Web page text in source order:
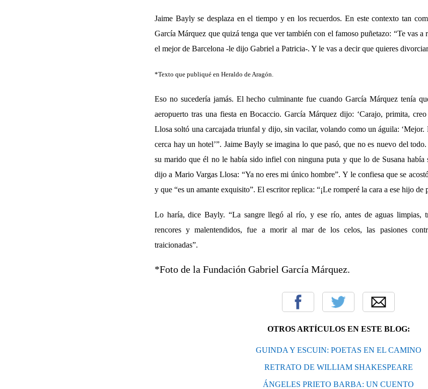
Jaime Bayly se desplaza en el tiempo y en los recuerdos. En este contexto tan
García Márquez que quizá tenga que ver también con el famoso puñetazo: “Te vas a
el mejor de Barcelona -le dijo Gabriel a Patricia-. Y le vas a decir que quieres
*Texto que publiqué en Heraldo de Aragón.
Eso no sucedería jamás. El hecho culminante fue cuando García Márquez tenía
aeropuerto tras una fiesta en Bocaccio. García Márquez dijo: ‘Carajo, primita,
Llosa soltó una carcajada triunfal y dijo, sin vacilar, volando como un águila: ‘Mejor.
cerca hay un hotel’”. Jaime Bayly se imagina lo que pasó, que no es nuevo del
su marido que él no le había sido infiel con ninguna puta y que lo de Susana había
dijo a Mario Vargas Llosa: “Ya no eres mi único hombre”. Y le confiesa que se
y que “es un amante exquisito”. El escritor replica: “¡Le romperé la cara a ese hijo de
Lo haría, dice Bayly. “La sangre llegó al río, y ese río, antes de aguas limpias,
rencores y malentendidos, fue a morir al mar de los celos, las pasiones
traicionadas”.
*Foto de la Fundación Gabriel García Márquez.
OTROS ARTÍCULOS EN ESTE BLOG:
GUINDA Y ESCUIN: POETAS EN EL CAMINO
RETRATO DE WILLIAM SHAKESPEARE
ÁNGELES PRIETO BARBA: UN CUENTO